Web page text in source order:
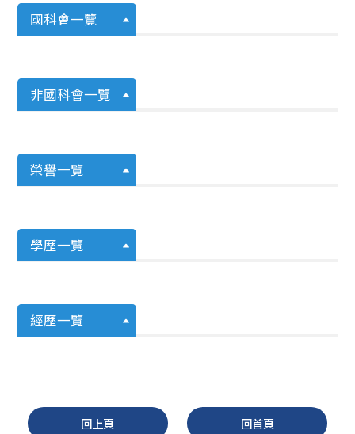
國科會一覽
非國科會一覽
榮譽一覽
學歷一覽
經歷一覽
回上頁 回首頁